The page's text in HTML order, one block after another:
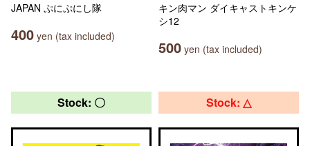
JAPAN ぷにぷにし隊
400 yen (tax included)
キン肉マン ダイキャストキンケ
シ12
500 yen (tax included)
Stock: 〇 Stock: △